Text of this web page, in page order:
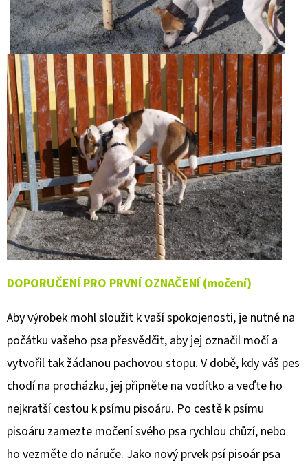
DOPORUČENÍ PRO PRVNÍ OZNAČENÍ (močení)
Aby výrobek mohl sloužit k vaší spokojenosti, je nutné na
počátku vašeho psa přesvědčit, aby jej označil močí a
vytvořil tak žádanou pachovou stopu. V době, kdy váš pes
chodí na procházku, jej připněte na vodítko a veďte ho
nejkratší cestou k psímu pisoáru. Po cestě k psímu
pisoáru zamezte močení svého psa rychlou chůzí, nebo
ho vezměte do náruče. Jako nový prvek psí pisoár psa